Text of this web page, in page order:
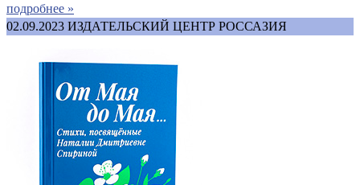
подробнее »
02.09.2023 ИЗДАТЕЛЬСКИЙ ЦЕНТР РОССАЗИЯ